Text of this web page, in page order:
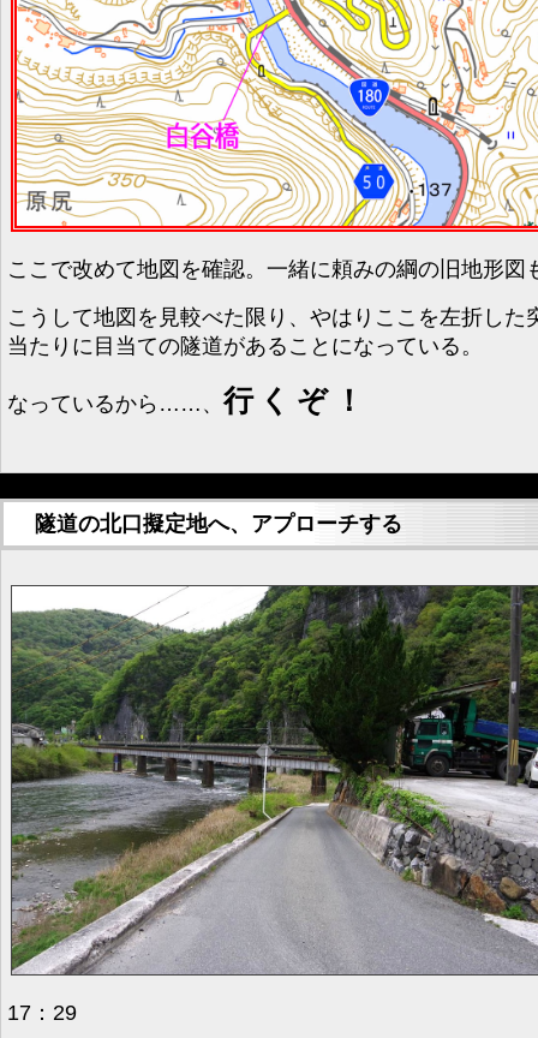
ここで改めて地図を確認。一緒に頼みの綱の旧地形図
こうして地図を見較べた限り、やはりここを左折した
当たりに目当ての隧道があることになっている。
なっているから……、行くぞ！
隧道の北口擬定地へ、アプローチする
17：29